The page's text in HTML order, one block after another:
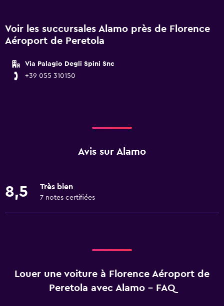
Voir les succursales Alamo près de Florence
Aéroport de Peretola
Via Palagio Degli Spini Snc
+39 055 310150
Avis sur Alamo
8,5 Très bien
7 notes certifiées
Louer une voiture à Florence Aéroport de
Peretola avec Alamo - FAQ